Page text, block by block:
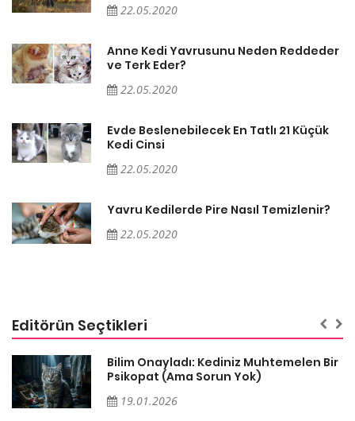
22.05.2020
Anne Kedi Yavrusunu Neden Reddeder
ve Terk Eder?
22.05.2020
Evde Beslenebilecek En Tatlı 21 Küçük
Kedi Cinsi
22.05.2020
Yavru Kedilerde Pire Nasıl Temizlenir?
22.05.2020
Editörün Seçtikleri
Bilim Onayladı: Kediniz Muhtemelen Bir
Psikopat (Ama Sorun Yok)
19.01.2026